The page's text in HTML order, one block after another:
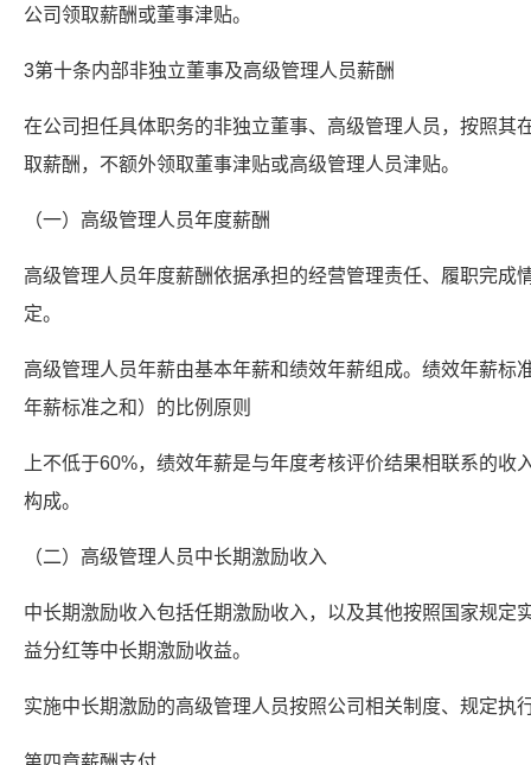
公司领取薪酬或董事津贴。
3第十条内部非独立董事及高级管理人员薪酬
在公司担任具体职务的非独立董事、高级管理人员，按照其
取薪酬，不额外领取董事津贴或高级管理人员津贴。
（一）高级管理人员年度薪酬
高级管理人员年度薪酬依据承担的经营管理责任、履职完成
定。
高级管理人员年薪由基本年薪和绩效年薪组成。绩效年薪标
年薪标准之和）的比例原则
上不低于60%，绩效年薪是与年度考核评价结果相联系的收
构成。
（二）高级管理人员中长期激励收入
中长期激励收入包括任期激励收入，以及其他按照国家规定
益分红等中长期激励收益。
实施中长期激励的高级管理人员按照公司相关制度、规定执